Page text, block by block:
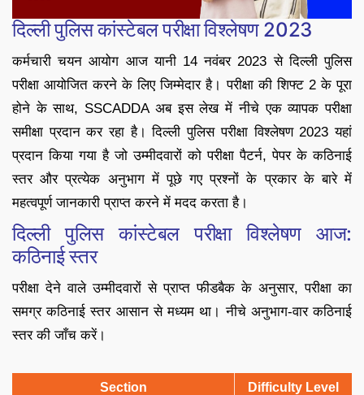
दिल्ली पुलिस कांस्टेबल परीक्षा विश्लेषण 2023
कर्मचारी चयन आयोग आज यानी 14 नवंबर 2023 से दिल्ली पुलिस
परीक्षा आयोजित करने के लिए जिम्मेदार है। परीक्षा की शिफ्ट 2 के पूरा
होने के साथ, SSCADDA अब इस लेख में नीचे एक व्यापक परीक्षा
समीक्षा प्रदान कर रहा है। दिल्ली पुलिस परीक्षा विश्लेषण 2023 यहां
प्रदान किया गया है जो उम्मीदवारों को परीक्षा पैटर्न, पेपर के कठिनाई
स्तर और प्रत्येक अनुभाग में पूछे गए प्रश्नों के प्रकार के बारे में
महत्वपूर्ण जानकारी प्राप्त करने में मदद करता है।
दिल्ली पुलिस कांस्टेबल परीक्षा विश्लेषण आज:
कठिनाई स्तर
परीक्षा देने वाले उम्मीदवारों से प्राप्त फीडबैक के अनुसार, परीक्षा का
समग्र कठिनाई स्तर आसान से मध्यम था। नीचे अनुभाग-वार कठिनाई
स्तर की जाँच करें।
Section Difficulty Level